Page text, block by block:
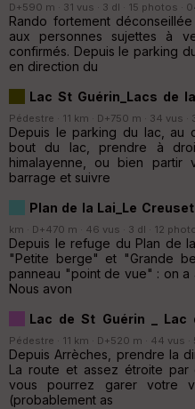
D+590 m · 31 vus · 3 dl · 15 photos ·
Rando fortement
aux personnes sujettes à
confirmés. Depuis le parking
en direction du
Lac St Guérin_Lacs de
Pédestre · 11 km · D+750 m · 34 vus
Depuis le parking du lac, au
bout du lac, prendre à
himalayenne, ou bien
barrage et suivre
Plan de la Lai_Le
km · D+470 m · 46 vus · 3 dl · 12
Depuis le refuge du Plan de
"Petite berge" et "Grande
panneau "point de vue" : on a
Nous avon
Lac de St Guérin _ Lac
Pédestre · 11 km · D+520 m · 44 vus
Depuis Arrèches, prendre la
La route et assez étroite par
vous pourrez garer votre
(probablement as